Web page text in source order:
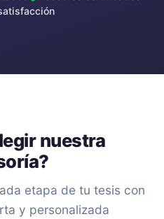
nuestra
etapa de tu tesis con
y personalizada